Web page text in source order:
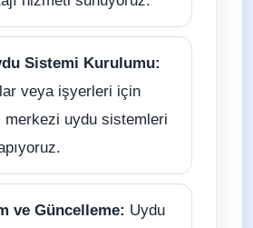
Sistemi Kurulumu:
veya işyerleri için
merkezi uydu sistemleri
ve Güncelleme: Uydu